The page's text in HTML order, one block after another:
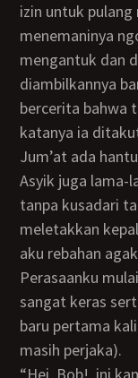
izin untuk
menemaninya
mengantuk dan
diambilkannya
bercerita bahwa
katanya ia
Jum’at ada
Asyik juga lama-lama acara mengobrolnya hingga
tanpa kusadari
meletakkan
aku rebahan
Perasaanku
sangat keras
baru pertama
masih perjaka).